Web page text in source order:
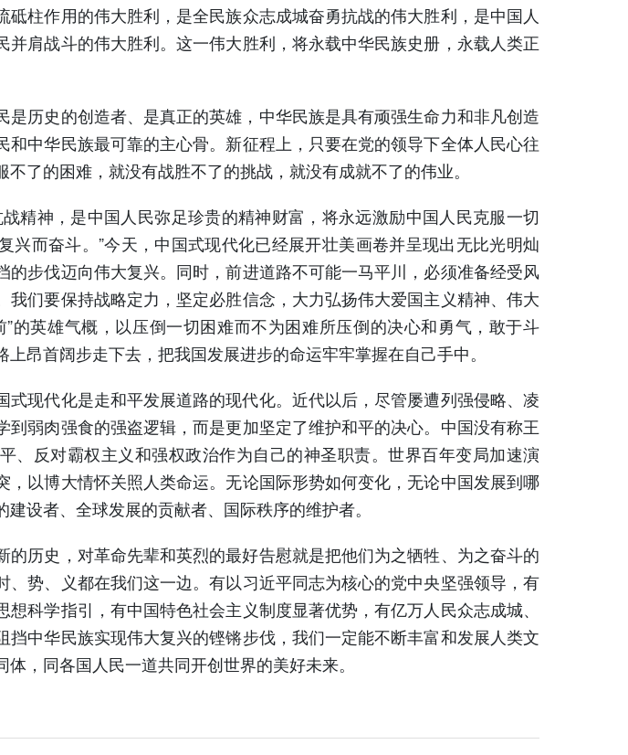
砥柱作用的伟大胜利，是全民族众志成城奋勇抗战的伟大胜利，是中国人
并肩战斗的伟大胜利。这一伟大胜利，将永载中华民族史册，永载人类正
历史的创造者、是真正的英雄，中华民族是具有顽强生命力和非凡创造
和中华民族最可靠的主心骨。新征程上，只要在党的领导下全体人民心往
了的困难，就没有战胜不了的挑战，就没有成就不了的伟业。
神，是中国人民弥足珍贵的精神财富，将永远激励中国人民克服一切
兴而奋斗。”今天，中国式现代化已经展开壮美画卷并呈现出无比光明灿
的步伐迈向伟大复兴。同时，前进道路不可能一马平川，必须准备经受风
我们要保持战略定力，坚定必胜信念，大力弘扬伟大爱国主义精神、伟大
的英雄气概，以压倒一切困难而不为困难所压倒的决心和勇气，敢于斗
昂首阔步走下去，把我国发展进步的命运牢牢掌握在自己手中。
现代化是走和平发展道路的现代化。近代以后，尽管屡遭列强侵略、凌
到弱肉强食的强盗逻辑，而是更加坚定了维护和平的决心。中国没有称王
、反对霸权主义和强权政治作为自己的神圣职责。世界百年变局加速演
，以博大情怀关照人类命运。无论国际形势如何变化，无论中国发展到哪
设者、全球发展的贡献者、国际秩序的维护者。
历史，对革命先辈和英烈的最好告慰就是把他们为之牺牲、为之奋斗的
、势、义都在我们这一边。有以习近平同志为核心的党中央坚强领导，有
科学指引，有中国特色社会主义制度显著优势，有亿万人民众志成城、
挡中华民族实现伟大复兴的铿锵步伐，我们一定能不断丰富和发展人类文
，同各国人民一道共同开创世界的美好未来。